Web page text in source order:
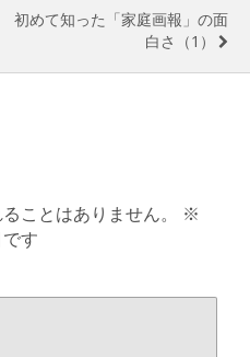
初めて知った「家庭画報」の面
白さ（1）
ことはありません。
※
す